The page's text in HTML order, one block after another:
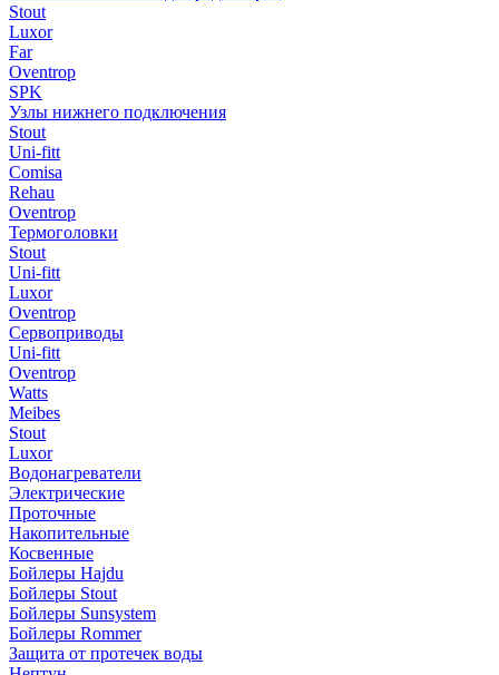
Stout
Luxor
Far
Oventrop
SPK
Узлы нижнего подключения
Stout
Uni-fitt
Comisa
Rehau
Oventrop
Термоголовки
Stout
Uni-fitt
Luxor
Oventrop
Сервоприводы
Uni-fitt
Oventrop
Watts
Meibes
Stout
Luxor
Водонагреватели
Электрические
Проточные
Накопительные
Косвенные
Бойлеры Hajdu
Бойлеры Stout
Бойлеры Sunsystem
Бойлеры Rommer
Защита от протечек воды